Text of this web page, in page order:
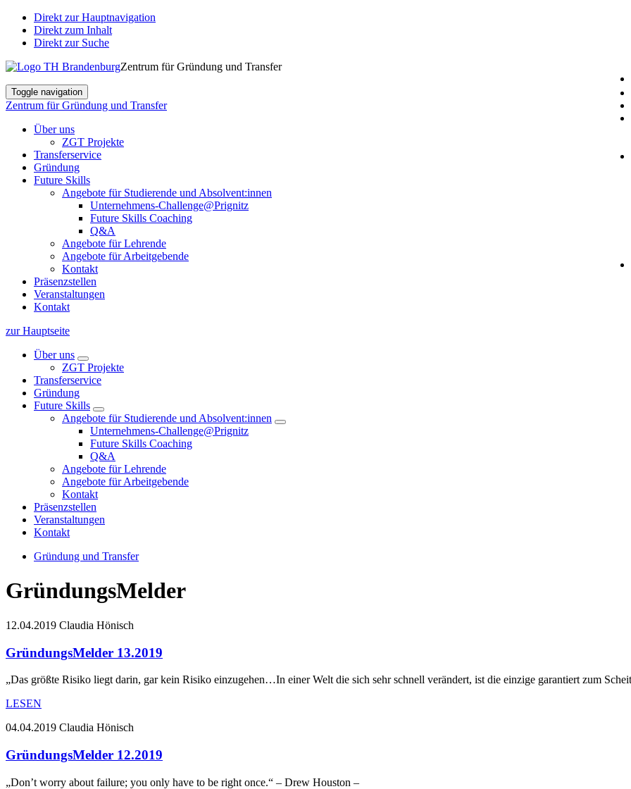
Direkt zur Hauptnavigation
Direkt zum Inhalt
Direkt zur Suche
Zentrum für Gründung und Transfer
Toggle navigation
Zentrum für Gründung und Transfer
Über uns
ZGT Projekte
Transferservice
Gründung
Future Skills
Angebote für Studierende und Absolvent:innen
Unternehmens-Challenge@Prignitz
Future Skills Coaching
Q&A
Angebote für Lehrende
Angebote für Arbeitgebende
Kontakt
Präsenzstellen
Veranstaltungen
Kontakt
zur Hauptseite
Über uns
ZGT Projekte
Transferservice
Gründung
Future Skills
Angebote für Studierende und Absolvent:innen
Unternehmens-Challenge@Prignitz
Future Skills Coaching
Q&A
Angebote für Lehrende
Angebote für Arbeitgebende
Kontakt
Präsenzstellen
Veranstaltungen
Kontakt
Gründung und Transfer
GründungsMelder
12.04.2019 Claudia Hönisch
GründungsMelder 13.2019
„Das größte Risiko liegt darin, gar kein Risiko einzugehen…In einer Welt die sich sehr schnell verändert, ist die einzige garantiert zum
LESEN
04.04.2019 Claudia Hönisch
GründungsMelder 12.2019
„Don’t worry about failure; you only have to be right once.“ – Drew Houston –